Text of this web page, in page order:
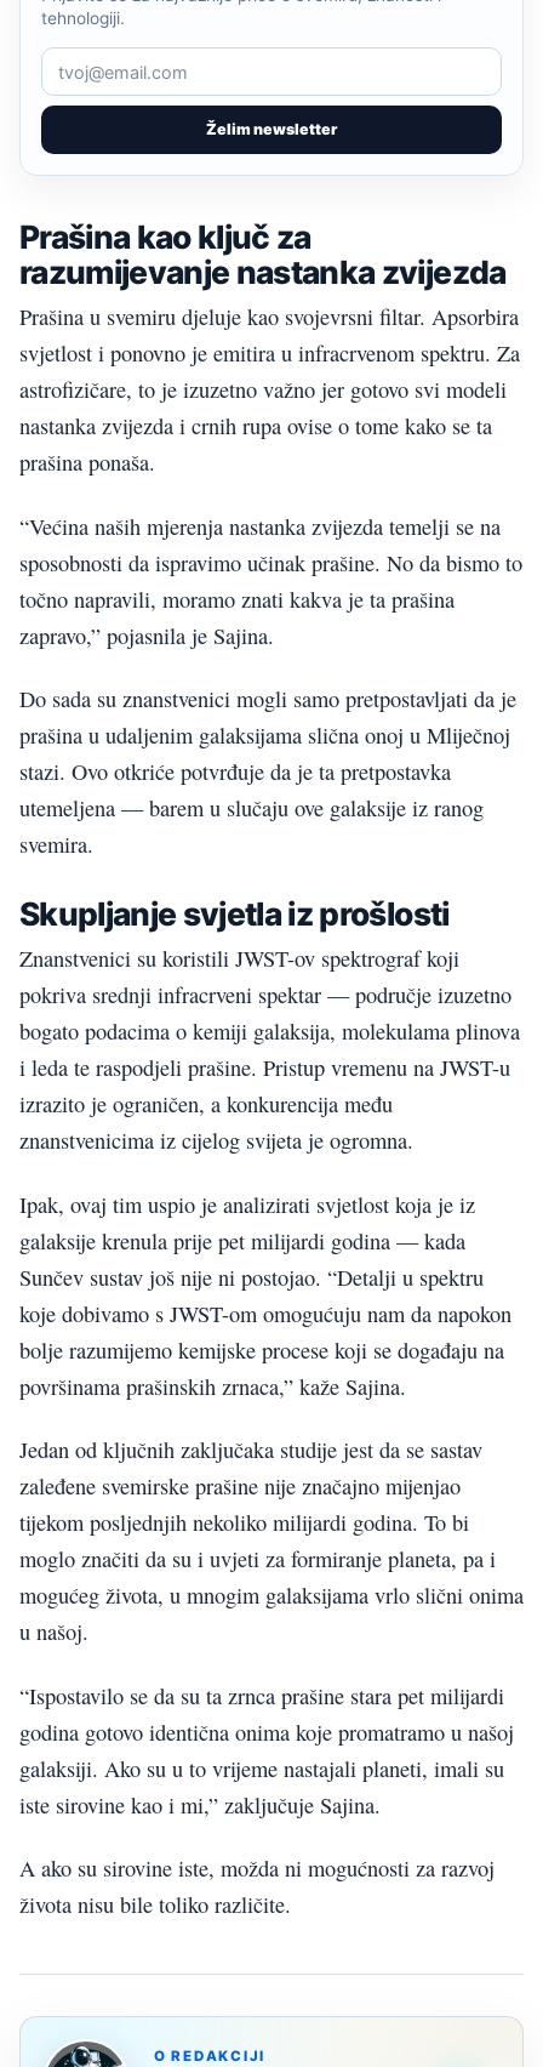
Želim newsletter
tehnologiji.
Prašina kao ključ za
razumijevanje nastanka zvijezda
Prašina u svemiru djeluje kao svojevrsni filtar. Apsorbira
svjetlost i ponovno je emitira u infracrvenom spektru. Za
astrofizičare, to je izuzetno važno jer gotovo svi modeli
nastanka zvijezda i crnih rupa ovise o tome kako se ta
prašina ponaša.
“Većina naših mjerenja nastanka zvijezda temelji se na
sposobnosti da ispravimo učinak prašine. No da bismo to
točno napravili, moramo znati kakva je ta prašina
zapravo,” pojasnila je Sajina.
Do sada su znanstvenici mogli samo pretpostavljati da je
prašina u udaljenim galaksijama slična onoj u Mliječnoj
stazi. Ovo otkriće potvrđuje da je ta pretpostavka
utemeljena — barem u slučaju ove galaksije iz ranog
svemira.
Skupljanje svjetla iz prošlosti
Znanstvenici su koristili JWST-ov spektrograf koji
pokriva srednji infracrveni spektar — područje izuzetno
bogato podacima o kemiji galaksija, molekulama plinova
i leda te raspodjeli prašine. Pristup vremenu na JWST-u
izrazito je ograničen, a konkurencija među
znanstvenicima iz cijelog svijeta je ogromna.
Ipak, ovaj tim uspio je analizirati svjetlost koja je iz
galaksije krenula prije pet milijardi godina — kada
Sunčev sustav još nije ni postojao. “Detalji u spektru
koje dobivamo s JWST-om omogućuju nam da napokon
bolje razumijemo kemijske procese koji se događaju na
površinama prašinskih zrnaca,” kaže Sajina.
Jedan od ključnih zaključaka studije jest da se sastav
zaleđene svemirske prašine nije značajno mijenjao
tijekom posljednjih nekoliko milijardi godina. To bi
moglo značiti da su i uvjeti za formiranje planeta, pa i
mogućeg života, u mnogim galaksijama vrlo slični onima
u našoj.
“Ispostavilo se da su ta zrnca prašine stara pet milijardi
godina gotovo identična onima koje promatramo u našoj
galaksiji. Ako su u to vrijeme nastajali planeti, imali su
iste sirovine kao i mi,” zaključuje Sajina.
A ako su sirovine iste, možda ni mogućnosti za razvoj
života nisu bile toliko različite.
O REDAKCIJI